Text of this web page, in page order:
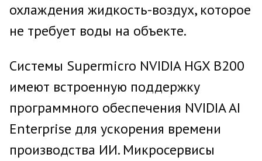
охлаждения жидкость-воздух, которое
не требует воды на объекте.
Системы Supermicro NVIDIA HGX B200
имеют встроенную поддержку
программного обеспечения NVIDIA AI
Enterprise для ускорения времени
производства ИИ. Микросервисы